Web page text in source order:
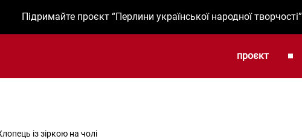
Підримайте проєкт “Перлини української народної творчості”
проєкт
із зіркою на чолі